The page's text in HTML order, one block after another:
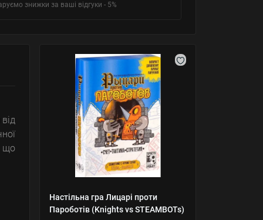
знижки за ваші відгуки - 5%
Настільна гра Лицарі проти
Пароботів (Knights vs STEAMBOTs)
що